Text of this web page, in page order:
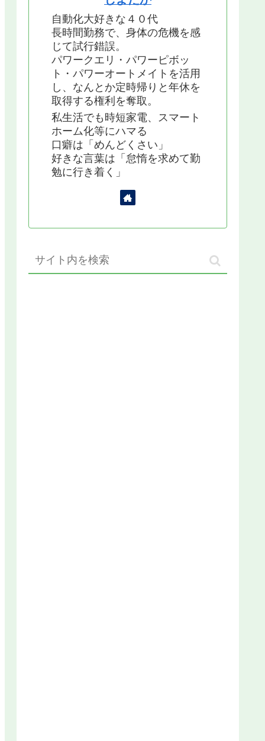
自動化大好きな４０代
長時間勤務で、身体の危機を感
じて試行錯誤。
パワークエリ・パワーピボッ
ト・パワーオートメイトを活用
し、なんとか定時帰りと年休を
取得する権利を奪取。
私生活でも時短家電、スマート
ホーム化等にハマる
口癖は「めんどくさい」
好きな言葉は「怠惰を求めて勤
勉に行き着く」